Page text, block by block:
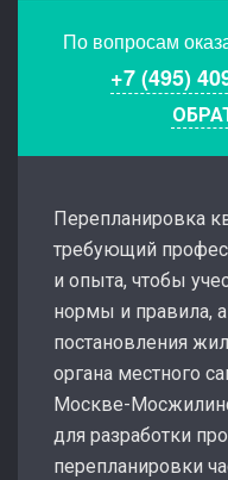
По вопросам
+7 (495)
Перепланировка
требующий
и опыта, чтобы
нормы и правила,
постановления
органа местного
Москве-
для разработки
перепланировки